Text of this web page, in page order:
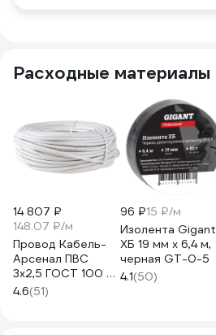
Расходные материалы
14 807 ₽
148.07 ₽/м
Провод Кабель-
Арсенал ПВС
3х2,5 ГОСТ 100 м
KARS-51398
4.6(51)
96 ₽15 ₽/м
Изолента Gigant
ХБ 19 мм х 6,4 м,
черная GT-0-5
4.1(50)